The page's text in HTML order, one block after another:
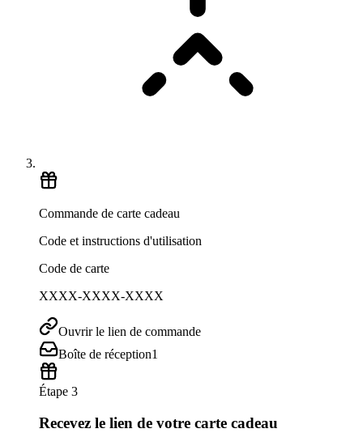
Commande de carte cadeau
Code et instructions d'utilisation
Code de carte
XXXX-XXXX-XXXX
Ouvrir le lien de commande
Boîte de réception1
Étape 3
Recevez le lien de votre carte cadeau